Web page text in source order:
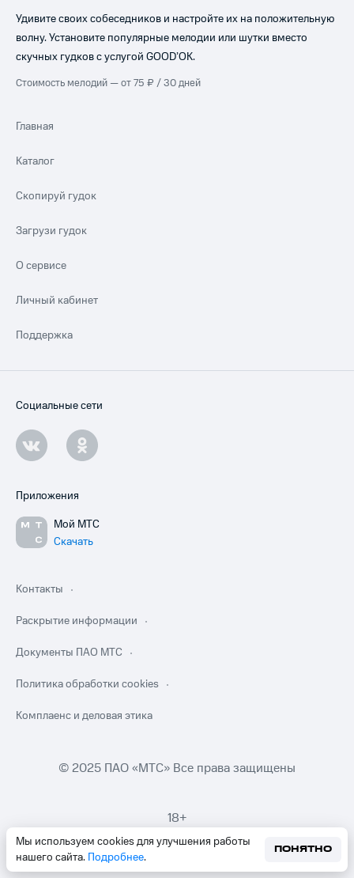
Мы используем cookies для улучшения работы
нашего сайта. Подробнее.
ПОНЯТНО
Удивите своих собеседников и настройте их на положительную
волну. Установите популярные мелодии или шутки вместо
скучных гудков с услугой GOOD’OK.
Стоимость мелодий — от 75 ₽ / 30 дней
Главная
Каталог
Скопируй гудок
Загрузи гудок
О сервисе
Личный кабинет
Поддержка
Социальные сети
Приложения
Мой МТС
Скачать
Контакты
Раскрытие информации
Документы ПАО МТС
Политика обработки cookies
Комплаенс и деловая этика
© 2025 ПАО «МТС» Все права защищены
18+